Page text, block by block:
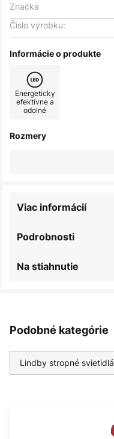
Značka
Číslo výrobku:
Informácie o produkte
Energeticky
efektívne a
odolné
Rozmery
Podrobnosti
Viac informácií
Na stiahnutie
Podobné kategórie
Lindby stropné svietidlá